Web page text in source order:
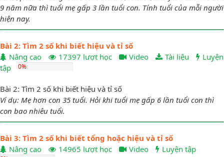
9 năm nữa thì tuổi mẹ gấp 3 lần tuổi con. Tính tuổi của mỗi người
hiện nay.​
Bài 2: Tìm 2 số khi biết hiệu và tỉ số
Nâng cao
17397 lượt học Video Tài liệu
Luyện
tập
0%
Bài 2: Tìm 2 số khi biết hiệu và tỉ số
Ví dụ: Mẹ hơn con 35 tuổi. Hỏi khi tuổi mẹ gấp 6 lần tuổi con thì
con bao nhiêu tuổi.
Bài 3: Tìm 2 số khi biết tổng hoặc hiệu và tỉ số
Nâng cao
14965 lượt học Video Luyện tập